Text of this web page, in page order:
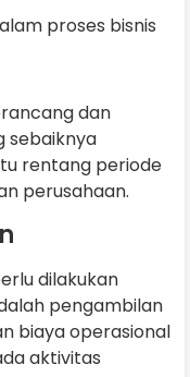
proses bisnis
dan
sebaiknya
rentang periode
perusahaan.
dilakukan
pengambilan
biaya operasional
aktivitas